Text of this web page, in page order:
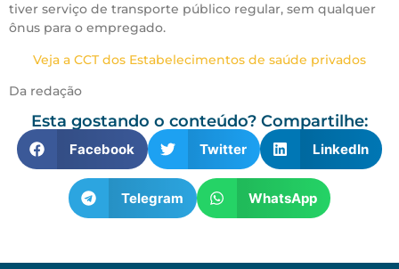
tiver serviço de transporte público regular, sem qualquer
ônus para o empregado.
Veja a CCT dos Estabelecimentos de saúde privados
Da redação
Esta gostando o conteúdo? Compartilhe:
Facebook Twitter LinkedIn
Telegram WhatsApp